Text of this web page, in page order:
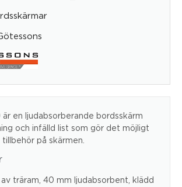
en ljudabsorberande bordsskärm
och infälld list som gör det möjligt
på skärmen.
träram, 40 mm ljudabsorbent, klädd